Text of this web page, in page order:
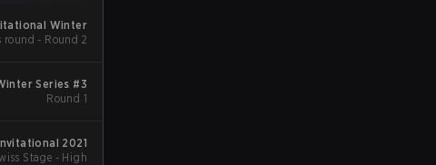
Winter
round - Round 2
Series #3
Round 1
2021
Stage - High